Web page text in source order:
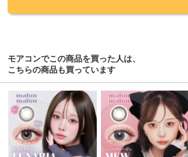
モアコンでこの商品を買った人は、
こちらの商品も買っています